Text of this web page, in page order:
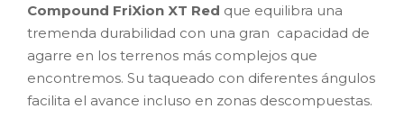
Compound FriXion XT Red que equilibra una
tremenda durabilidad con una gran capacidad de
agarre en los terrenos más complejos que
encontremos. Su taqueado con diferentes ángulos
facilita el avance incluso en zonas descompuestas.